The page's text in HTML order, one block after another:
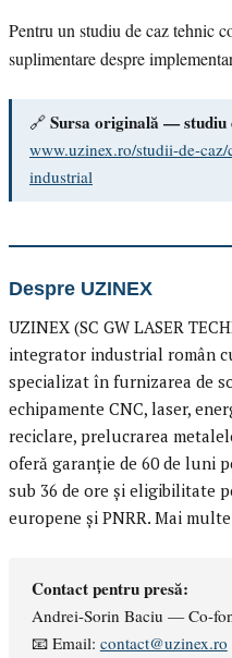
Pentru un studiu de caz tehnic
suplimentare despre
🔗 Sursa originală — studiu
www.uzinex.ro/studii-de-
industrial
Despre UZINEX
UZINEX (SC GW LASER
integrator industrial român
specializat în furnizarea de
echipamente CNC, laser,
reciclare, prelucrarea
oferă garanție de 60 de luni
sub 36 de ore și eligibilitate
europene și PNRR. Mai
Contact pentru presă:
Andrei-Sorin Baciu — Co-
📧 Email: contact@uzinex.ro